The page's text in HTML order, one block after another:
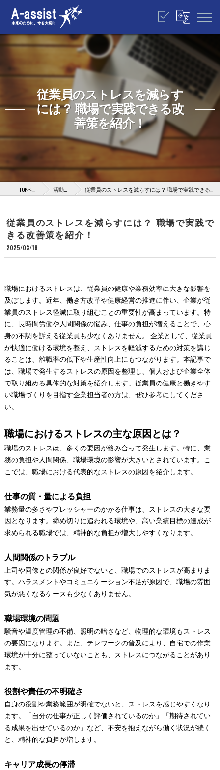
従業員のストレスを減らす
には？ 職場で実践できる改
善策を紹介！
TOPページ 活動報告 従業員のストレスを減らすには？ 職場で実践できる改善策を紹介！
従業員のストレスを減らすには？ 職場で実践で
きる改善策を紹介！
2025/03/18
職場におけるストレスは、従業員の健康や業務効率に大きな影響を
及ぼします。近年、働き方改革や健康経営の推進に伴い、企業が従
業員のストレス軽減に取り組むことの重要性が高まっています。特
に、長時間労働や人間関係の悩み、仕事の負担が増えることで、心
身の不調を訴える従業員も少なくありません。 企業として、従業員
が快適に働ける環境を整え、ストレスを軽減するための対策を講じ
ることは、離職率の低下や生産性向上にもつながります。本記事で
は、職場で発生するストレスの原因を整理し、個人および企業全体
で取り組める具体的な対策を紹介します。従業員の健康と働きやす
い職場づくりを目指す企業担当者の方は、ぜひ参考にしてくださ
い。
職場におけるストレスの主な原因とは？
職場のストレスは、多くの要因が絡み合って発生します。特に、業
務の負担や人間関係、職場環境の影響が大きいとされています。こ
こでは、職場における代表的なストレスの原因を紹介します。
仕事の質・量による負担
業務量の多さやプレッシャーのかかる仕事は、ストレスの大きな要
因となります。締め切りに追われる環境や、高い業績目標の達成が
求められる職場では、精神的な負担が増大しやすくなります。
人間関係のトラブル
上司や同僚との関係が良好でないと、職場でのストレスが高まりま
す。ハラスメントやコミュニケーション不足が原因で、職場の雰囲
気が悪くなるケースも少なくありません。
職場環境の問題
騒音や温度管理の不備、照明の暗さなど、物理的な環境もストレス
の要因になります。また、テレワークの普及により、自宅での作業
環境が十分に整っていないことも、ストレスにつながることがあり
ます。
役割や責任の不明確さ
自身の役割や業務範囲が明確でないと、ストレスを感じやすくなり
ます。「自分の仕事が正しく評価されているのか」「期待されてい
る成果を出せているのか」など、不安を抱えながら働く状況が続く
と、精神的な負担が増します。
キャリア成長の停滞